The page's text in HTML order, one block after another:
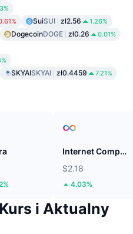
SuiSUI zł2.56 1.26%
DogecoinDOGE zł0.26 0.01%
SKYAISKYAI zł0.4459 7.21%
Internet Computer
$2.18
4.03%
i Aktualny